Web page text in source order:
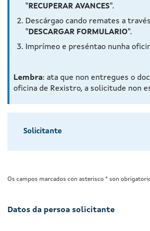
" RECUPERAR AVANCES".
Descárgao cando remates a
" DESCARGAR FORMULARIO".
Imprímeo e preséntao nunha
Lembra: ata que non entregues o
oficina de Rexistro, a solicitude non